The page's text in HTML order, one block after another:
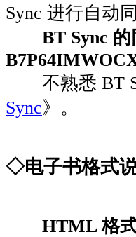
Sync 进行自动同
BT Sync
不熟悉 BT
Sync》。
◇电子书格式
HTML 格